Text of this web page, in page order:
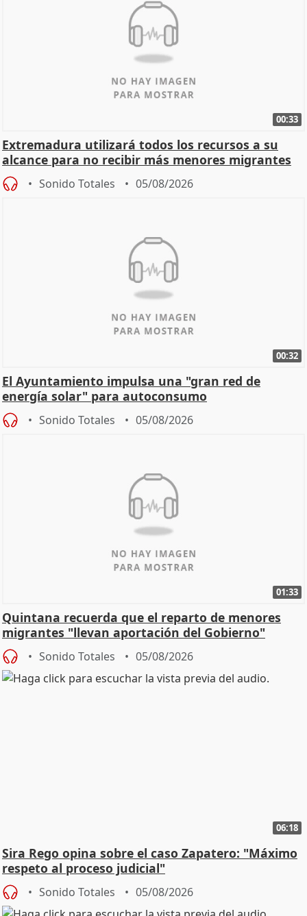
00:33
Extremadura utilizará todos los recursos a su
alcance para no recibir más menores migrantes
Sonido Totales 05/08/2026
00:32
El Ayuntamiento impulsa una "gran red de
energía solar" para autoconsumo
Sonido Totales 05/08/2026
01:33
Quintana recuerda que el reparto de menores
migrantes "llevan aportación del Gobierno"
central
Sonido Totales 05/08/2026
06:18
Sira Rego opina sobre el caso Zapatero: "Máximo
respeto al proceso judicial"
Sonido Totales 05/08/2026